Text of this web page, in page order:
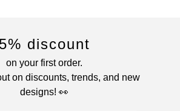
5% discount
on your first order.
on discounts, trends, and new
designs! 👀